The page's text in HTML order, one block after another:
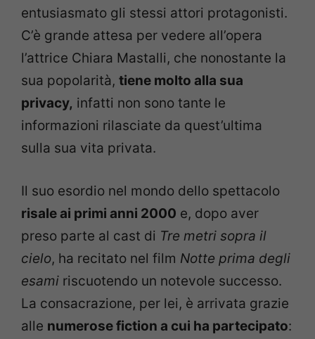
entusiasmato gli stessi attori protagonisti.
C’è grande attesa per vedere all’opera
l’attrice Chiara Mastalli, che nonostante la
sua popolarità, tiene molto alla sua
privacy, infatti non sono tante le
informazioni rilasciate da quest’ultima
sulla sua vita privata.
Il suo esordio nel mondo dello spettacolo
risale ai primi anni 2000 e, dopo aver
preso parte al cast di Tre metri sopra il
cielo, ha recitato nel film Notte prima degli
esami riscuotendo un notevole successo.
La consacrazione, per lei, è arrivata grazie
alle numerose fiction a cui ha partecipato: